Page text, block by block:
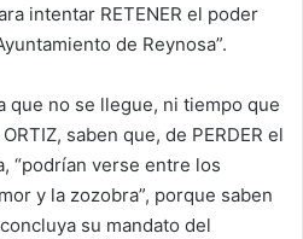
intentar RETENER el poder
de Reynosa”.
que no se llegue, ni tiempo que
saben que, de PERDER el
“podrían verse entre los
y la zozobra”, porque saben
su mandato del